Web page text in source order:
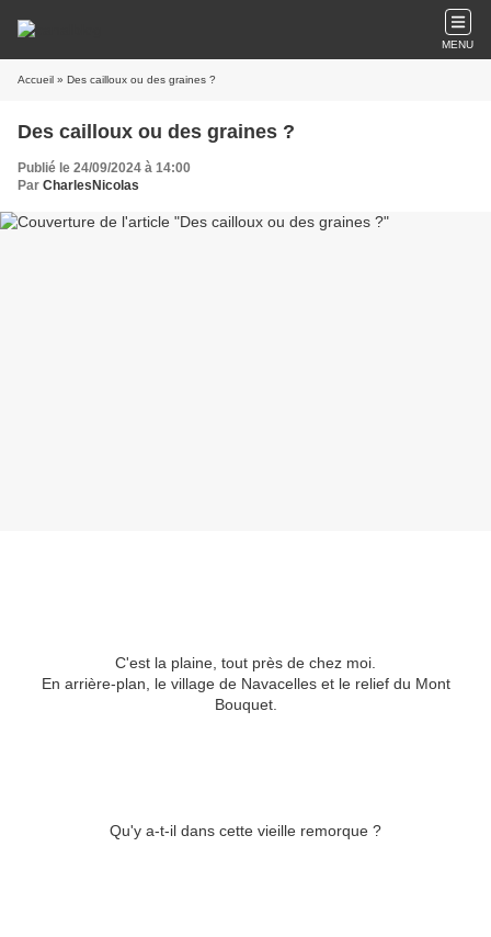
MENU
Accueil » Des cailloux ou des graines ?
Des cailloux ou des graines ?
Publié le 24/09/2024 à 14:00
Par CharlesNicolas
C'est la plaine, tout près de chez moi.
En arrière-plan, le village de Navacelles et le relief du Mont
Bouquet.
Qu'y a-t-il dans cette vieille remorque ?